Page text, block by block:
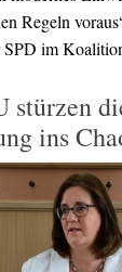
Regeln
im
stürzen
ins